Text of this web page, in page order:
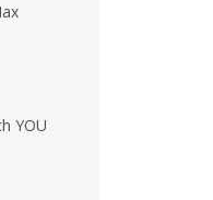
YOU